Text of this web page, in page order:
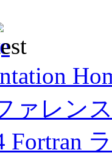
ァレンス
Fortran